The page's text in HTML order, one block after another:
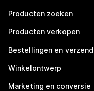
Producten zoeken
Producten verkopen
Bestellingen en
Winkelontwerp
Marketing en conversie